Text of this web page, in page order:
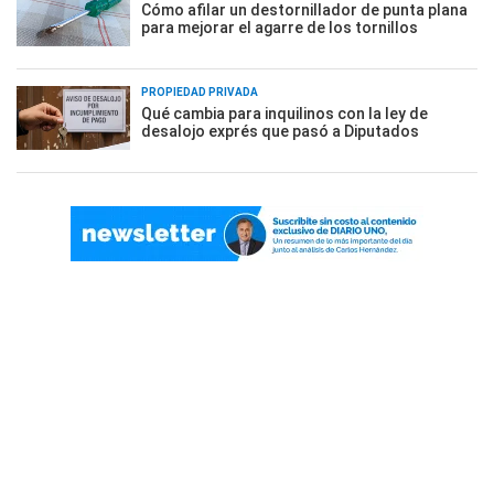
Cómo afilar un destornillador de punta plana
para mejorar el agarre de los tornillos
PROPIEDAD PRIVADA
Qué cambia para inquilinos con la ley de
desalojo exprés que pasó a Diputados